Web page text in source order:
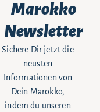
Marokko
Newsletter
Sichere Dir jetzt die
neusten
Informationen von
Dein Marokko,
indem du unseren